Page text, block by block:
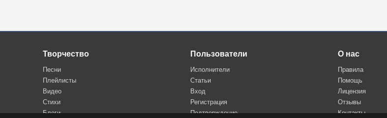
Творчество
Песни
Плейлисты
Видео
Стихи
Блоги
Пользователи
Исполнители
Статьи
Вход
Регистрация
Подтверждение
О нас
Правила
Помощь
Лицензия
Отзывы
Контакты